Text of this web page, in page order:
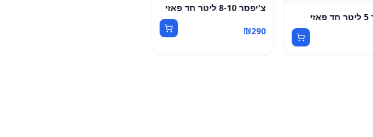
צ'יפסר 8-10 ליטר חד פאזי
₪290